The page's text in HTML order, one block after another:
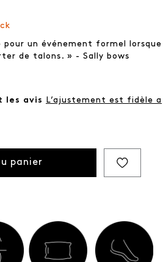
pour un événement formel lorsque
de talons. » - Sally bows
les avis
L’ajustement est fidèle a
panier